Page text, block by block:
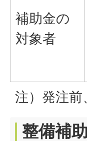
補助金の
対象者
注）発注
整備補